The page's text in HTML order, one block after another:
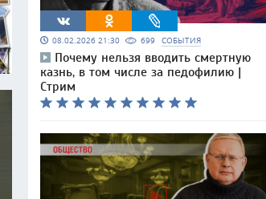
08.02.2026 21:30 699 СОБЫТИЯ
Почему нельзя вводить смертную
казнь, в том числе за педофилию |
Стрим